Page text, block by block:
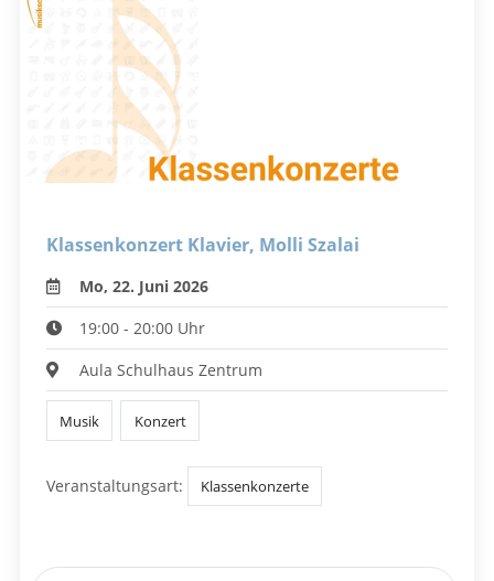
Klassenkonzert Klavier, Molli Szalai
Mo, 22. Juni 2026
19:00 - 20:00 Uhr
Aula Schulhaus Zentrum
Musik Konzert
Veranstaltungsart: Klassenkonzerte